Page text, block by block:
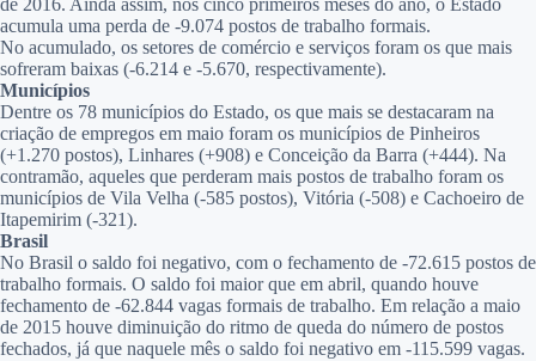
de 2016. Ainda assim, nos cinco primeiros meses do ano, o Estado
acumula uma perda de -9.074 postos de trabalho formais.
No acumulado, os setores de comércio e serviços foram os que mais
sofreram baixas (-6.214 e -5.670, respectivamente).
Municípios
Dentre os 78 municípios do Estado, os que mais se destacaram na
criação de empregos em maio foram os municípios de Pinheiros
(+1.270 postos), Linhares (+908) e Conceição da Barra (+444). Na
contramão, aqueles que perderam mais postos de trabalho foram os
municípios de Vila Velha (-585 postos), Vitória (-508) e Cachoeiro de
Itapemirim (-321).
Brasil
No Brasil o saldo foi negativo, com o fechamento de -72.615 postos de
trabalho formais. O saldo foi maior que em abril, quando houve
fechamento de -62.844 vagas formais de trabalho. Em relação a maio
de 2015 houve diminuição do ritmo de queda do número de postos
fechados, já que naquele mês o saldo foi negativo em -115.599 vagas.